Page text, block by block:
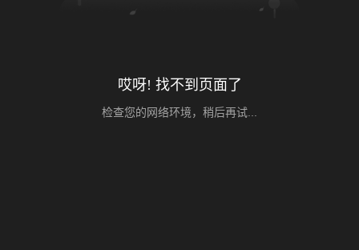
哎呀! 找不到页面了
检查您的网络环境，稍后再试...